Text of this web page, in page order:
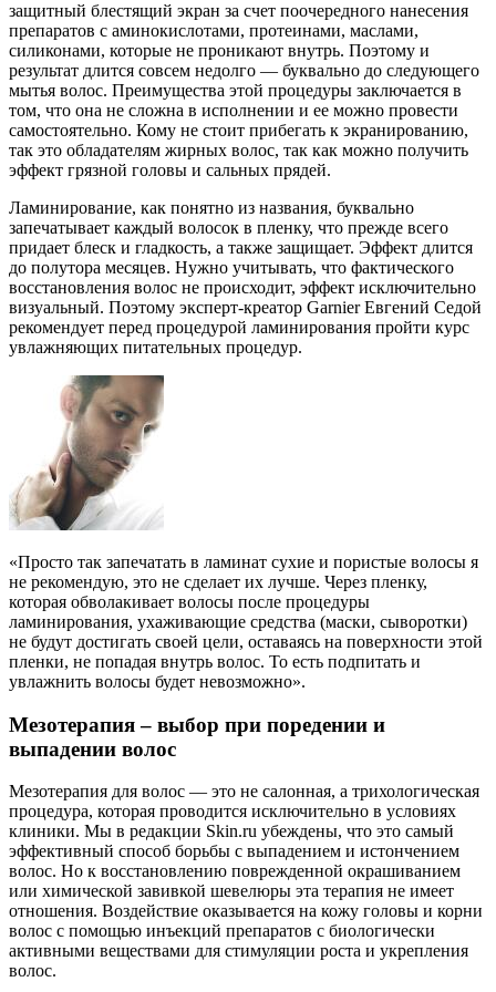
защитный блестящий экран за счет поочередного нанесения
препаратов с аминокислотами, протеинами, маслами,
силиконами, которые не проникают внутрь. Поэтому и
результат длится совсем недолго — буквально до следующего
мытья волос. Преимущества этой процедуры заключается в
том, что она не сложна в исполнении и ее можно провести
самостоятельно. Кому не стоит прибегать к экранированию,
так это обладателям жирных волос, так как можно получить
эффект грязной головы и сальных прядей.
Ламинирование, как понятно из названия, буквально
запечатывает каждый волосок в пленку, что прежде всего
придает блеск и гладкость, а также защищает. Эффект длится
до полутора месяцев. Нужно учитывать, что фактического
восстановления волос не происходит, эффект исключительно
визуальный. Поэтому эксперт-креатор Garnier Евгений Седой
рекомендует перед процедурой ламинирования пройти курс
увлажняющих питательных процедур.
«Просто так запечатать в ламинат сухие и пористые волосы я
не рекомендую, это не сделает их лучше. Через пленку,
которая обволакивает волосы после процедуры
ламинирования, ухаживающие средства (маски, сыворотки)
не будут достигать своей цели, оставаясь на поверхности этой
пленки, не попадая внутрь волос. То есть подпитать и
увлажнить волосы будет невозможно».
Мезотерапия – выбор при поредении и
выпадении волос
Мезотерапия для волос — это не салонная, а трихологическая
процедура, которая проводится исключительно в условиях
клиники. Мы в редакции Skin.ru убеждены, что это самый
эффективный способ борьбы с выпадением и истончением
волос. Но к восстановлению поврежденной окрашиванием
или химической завивкой шевелюры эта терапия не имеет
отношения. Воздействие оказывается на кожу головы и корни
волос с помощью инъекций препаратов с биологически
активными веществами для стимуляции роста и укрепления
волос.